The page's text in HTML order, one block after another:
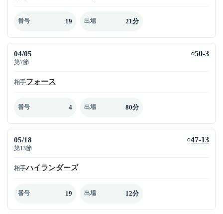
番号 19 出場 21分
04/05
第7節
○50-3
相手フォース
番号 4 出場 80分
05/18
第13節
○47-13
相手ハイランダーズ
番号 19 出場 12分